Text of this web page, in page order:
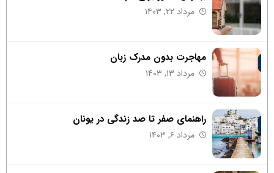
مرداد ۲۲, ۱۴۰۳
مهاجرت بدون مدرک زبان
مرداد ۱۳, ۱۴۰۳
راهنمای صفر تا صد زندگی در یونان
مرداد ۶, ۱۴۰۳